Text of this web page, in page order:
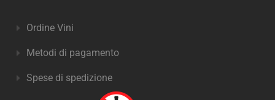
Ordine Vini
Metodi di pagamento
Spese di spedizione